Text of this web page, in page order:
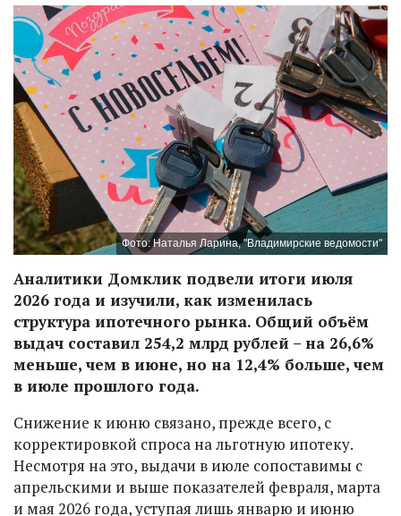
Фото: Наталья Ларина, "Владимирские ведомости"
Аналитики Домклик подвели итоги июля
2026 года и изучили, как изменилась
структура ипотечного рынка. Общий объём
выдач составил 254,2 млрд рублей – на 26,6%
меньше, чем в июне, но на 12,4% больше, чем
в июле прошлого года.
Снижение к июню связано, прежде всего, с
корректировкой спроса на льготную ипотеку.
Несмотря на это, выдачи в июле сопоставимы с
апрельскими и выше показателей февраля, марта
и мая 2026 года, уступая лишь январю и июню